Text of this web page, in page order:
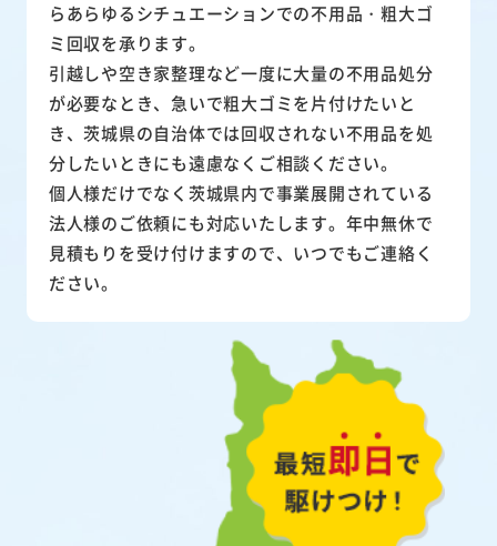
らあらゆるシチュエーションでの不用品・粗大ゴ
ミ回収を承ります。
引越しや空き家整理など一度に大量の不用品処分
が必要なとき、急いで粗大ゴミを片付けたいと
き、茨城県の自治体では回収されない不用品を処
分したいときにも遠慮なくご相談ください。
個人様だけでなく茨城県内で事業展開されている
法人様のご依頼にも対応いたします。年中無休で
見積もりを受け付けますので、いつでもご連絡く
ださい。